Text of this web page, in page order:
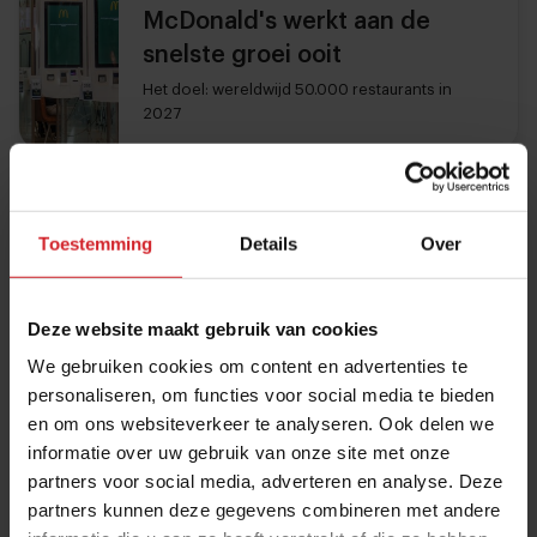
Toestemming Details Over
Deze website maakt gebruik van cookies
We gebruiken cookies om content en advertenties te
personaliseren, om functies voor social media te bieden
en om ons websiteverkeer te analyseren. Ook delen we
informatie over uw gebruik van onze site met onze
partners voor social media, adverteren en analyse. Deze
partners kunnen deze gegevens combineren met andere
McDonald's werkt aan de
snelste groei ooit
Het doel: wereldwijd 50.000 restaurants in
2027
Aantal restaurants wereldwijd: circa 3.700
Loon CEO Scott Boatwright: €16,5 miljoen per jaar
Gemiddeld loon Chipotle-medewerker: zo’n
€14.000 per jaar
2. Yum! Brands - €21 miljoen
Onder Yum! Brands vallen onder andere de restaurants
van KFC, Pizza Hut en Taco Bell.